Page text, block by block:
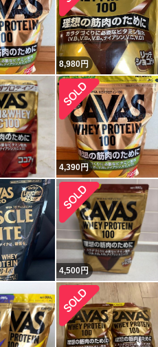
8,980円
4,390円
4,500円